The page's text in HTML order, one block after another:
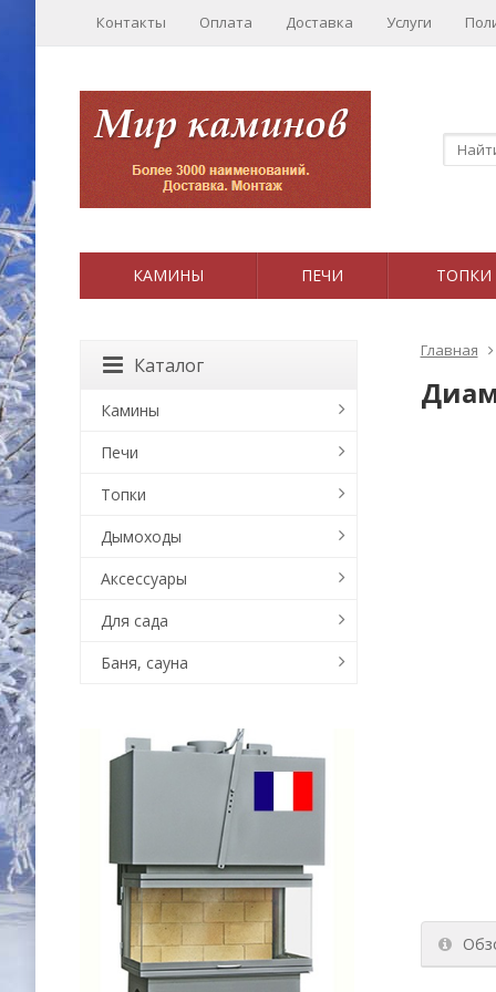
Контакты Оплата Доставка Услуги
КАМИНЫ ПЕЧИ ТОПКИ
Главная
Каталог
Камины
Печи
Топки
Дымоходы
Аксессуары
Для сада
Баня, сауна